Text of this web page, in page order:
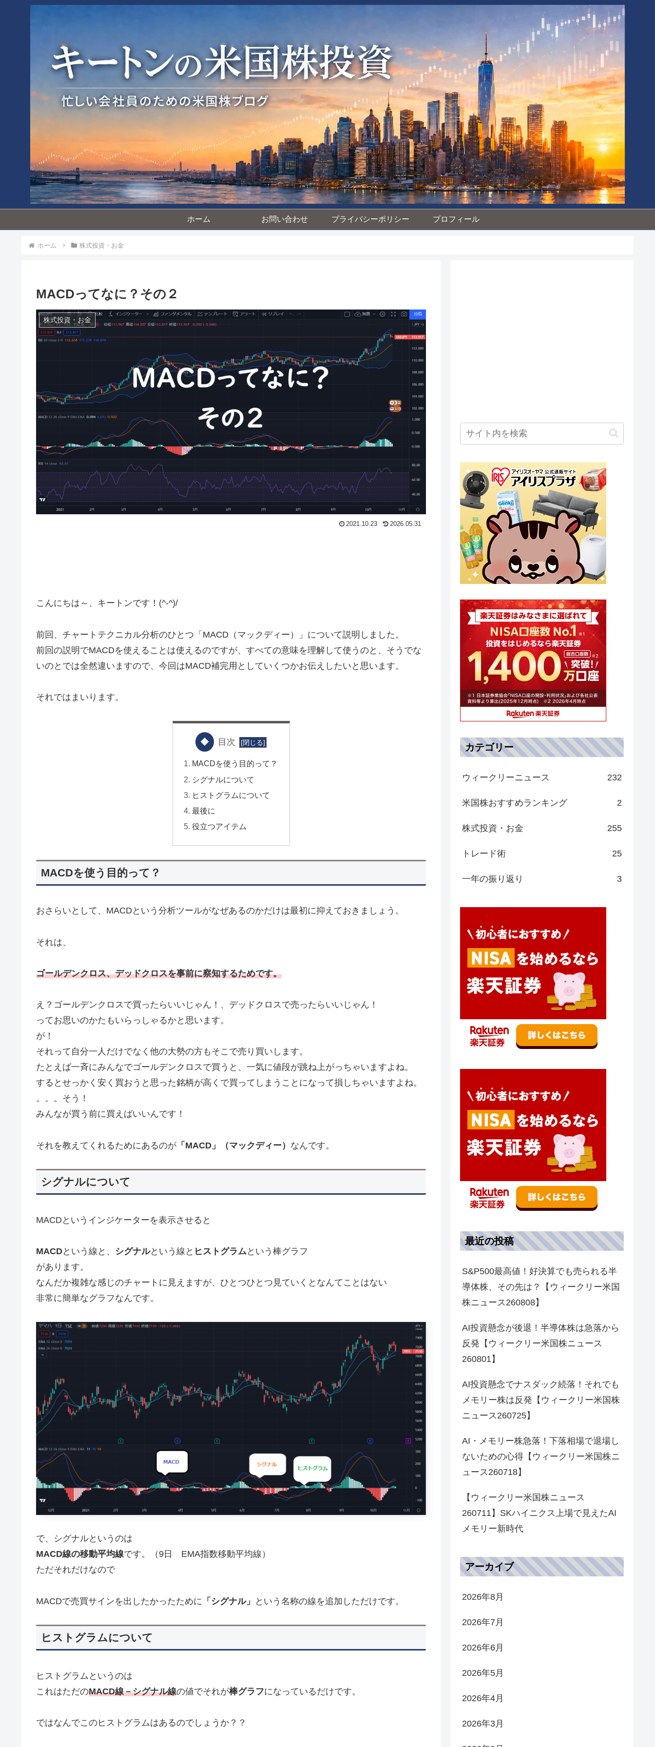
ホーム お問い合わせ プライバシーポリシー プロフィール
ホーム 株式投資・お金
MACDってなに？その２
株式投資・お金
2021.10.23 2026.05.31
こんにちは～、キートンです！(^-^)/
前回、チャートテクニカル分析のひとつ「MACD（マックディー）」について説明しました。
前回の説明でMACDを使えることは使えるのですが、すべての意味を理解して使うのと、そうでな
いのとでは全然違いますので、今回はMACD補完用としていくつかお伝えしたいと思います。
それではまいります。
目次
MACDを使う目的って？
シグナルについて
ヒストグラムについて
最後に
役立つアイテム
MACDを使う目的って？
おさらいとして、MACDという分析ツールがなぜあるのかだけは最初に抑えておきましょう。
それは、
ゴールデンクロス、デッドクロスを事前に察知するためです。
え？ゴールデンクロスで買ったらいいじゃん！、デッドクロスで売ったらいいじゃん！
ってお思いのかたもいらっしゃるかと思います。
が！
それって自分一人だけでなく他の大勢の方もそこで売り買いします。
たとえば一斉にみんなでゴールデンクロスで買うと、一気に値段が跳ね上がっちゃいますよね。
するとせっかく安く買おうと思った銘柄が高くで買ってしまうことになって損しちゃいますよね。
。。。そう！
みんなが買う前に買えばいいんです！
それを教えてくれるためにあるのが 「MACD」（マックディー） なんです。
シグナルについて
MACDというインジケーターを表示させると
MACDという線と、 シグナルという線と ヒストグラムという棒グラフ
があります。
なんだか複雑な感じのチャートに見えますが、ひとつひとつ見ていくとなんてことはない
非常に簡単なグラフなんです。
で、シグナルというのは
MACD線の移動平均線です。（9日 EMA指数移動平均線）
ただそれだけなので
MACDで売買サインを出したかったために 「シグナル」 という名称の線を追加しただけです。
ヒストグラムについて
ヒストグラムというのは
これはただのMACD線－シグナル線の値でそれが棒グラフになっているだけです。
ではなんでこのヒストグラムはあるのでしょうか？？
カテゴリー
ウィークリーニュース 232
米国株おすすめランキング 2
株式投資・お金 255
トレード術 25
一年の振り返り 3
最近の投稿
S&P500最高値！好決算でも売られる半
導体株、その先は？【ウィークリー米国
株ニュース260808】
AI投資懸念が後退！半導体株は急落から
反発【ウィークリー米国株ニュース
260801】
AI投資懸念でナスダック続落！それでも
メモリー株は反発【ウィークリー米国株
ニュース260725】
AI・メモリー株急落！下落相場で退場し
ないための心得【ウィークリー米国株ニ
ュース260718】
【ウィークリー米国株ニュース
260711】SKハイニクス上場で見えたAI
メモリー新時代
アーカイブ
2026年8月
2026年7月
2026年6月
2026年5月
2026年4月
2026年3月